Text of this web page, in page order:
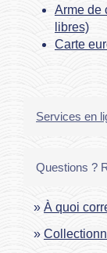
Arme de
libres)
Carte
Services en
Questions ?
À quoi